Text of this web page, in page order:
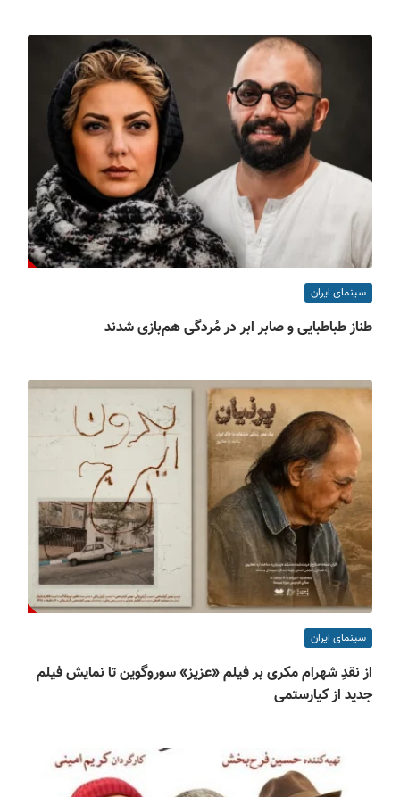
سینمای ایران
طناز طباطبایی و صابر ابر در مُردگی هم‌بازی شدند
سینمای ایران
از نقدِ شهرام مکری بر فیلم «عزیز» سوروگوین تا نمایش فیلم
جدید از کیارستمی